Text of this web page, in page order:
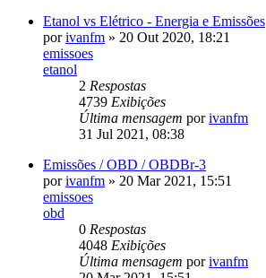
Etanol vs Elétrico - Energia e Emissões
porivanfm » 20 Out 2020, 18:21
emissoes
etanol
2 Respostas
4739 Exibições
Última mensagem porivanfm
31 Jul 2021, 08:38
Emissões / OBD / OBDBr-3
porivanfm » 20 Mar 2021, 15:51
emissoes
obd
0 Respostas
4048 Exibições
Última mensagem porivanfm